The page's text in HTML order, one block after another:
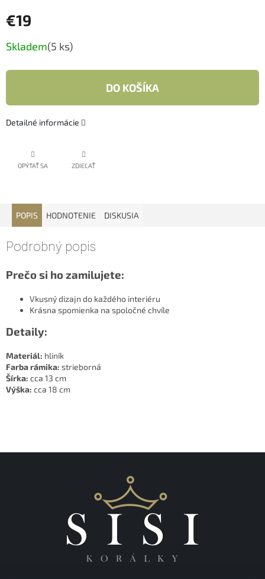
€19
Jednotková
cena:
Skladem(5 ks)
DO KOŠÍKA
Detailné informácie
OPÝTAŤ SA ZDIEĽAŤ
POPIS HODNOTENIE DISKUSIA
Podrobný popis
Prečo si ho zamilujete:
Vkusný dizajn do každého interiéru
Krásna spomienka na spoločné chvíle
Detaily:
Materiál: hliník
Farba rámika: strieborná
Šírka: cca 13 cm
Výška: cca 18 cm